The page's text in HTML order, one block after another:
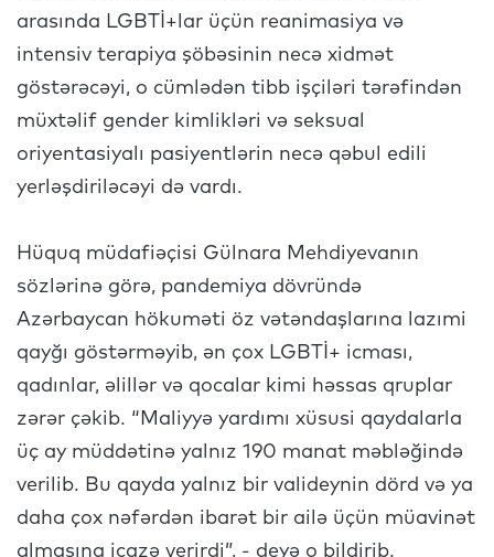
arasında LGBTİ+lar üçün reanimasiya və
intensiv terapiya şöbəsinin necə xidmət
göstərəcəyi, o cümlədən tibb işçiləri tərəfindən
müxtəlif gender kimlikləri və seksual
oriyentasiyalı pasiyentlərin necə qəbul edili
yerləşdiriləcəyi də vardı.
Hüquq müdafiəçisi Gülnara Mehdiyevanın
sözlərinə görə, pandemiya dövründə
Azərbaycan hökuməti öz vətəndaşlarına lazımi
qayğı göstərməyib, ən çox LGBTİ+ icması,
qadınlar, əlillər və qocalar kimi həssas qruplar
zərər çəkib. “Maliyyə yardımı xüsusi qaydalarla
üç ay müddətinə yalnız 190 manat məbləğində
verilib. Bu qayda yalnız bir valideynin dörd və ya
daha çox nəfərdən ibarət bir ailə üçün müavinət
almasına icazə verirdi”, - deyə o bildirib.